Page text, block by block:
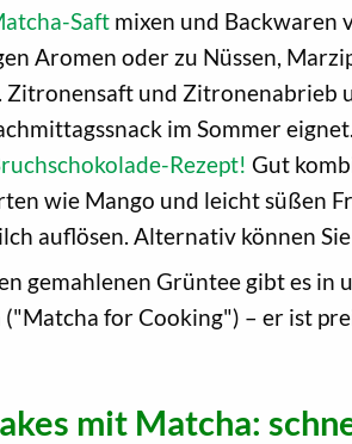
Saft mixen und Backwaren
Aromen oder zu Nüssen,
Zitronensaft und Zitronenabrieb
im Sommer
Rezept! Gut
wie Mango und leicht süßen
auflösen. Alternativ können
gemahlenen Grüntee gibt es
("Matcha for Cooking") – er ist
mit Matcha: